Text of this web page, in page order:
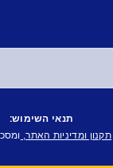
תנאי השימוש:
תקנון ומדיניות האתר,